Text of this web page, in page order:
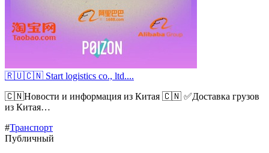
🇷🇺🇨🇳 Start logistics co., ltd....
🇨🇳Новости и информация из Китая 🇨🇳 ✅Доставка грузов
из Китая…
#Транспорт
Публичный